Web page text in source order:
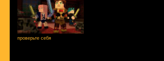
проверьте себя